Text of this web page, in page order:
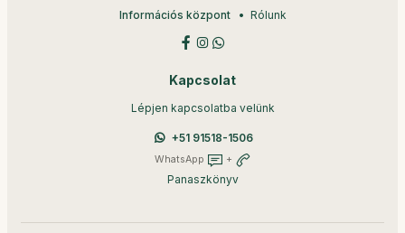
Információs központ Rólunk
Kapcsolat
Lépjen kapcsolatba velünk
+51 91518-1506
WhatsApp +
Panaszkönyv